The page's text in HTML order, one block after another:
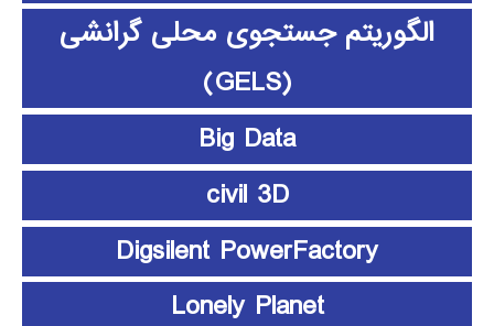
الگوریتم جستجوی محلی گرانشی
(GELS)
Big Data
civil 3D
Digsilent PowerFactory
Lonely Planet